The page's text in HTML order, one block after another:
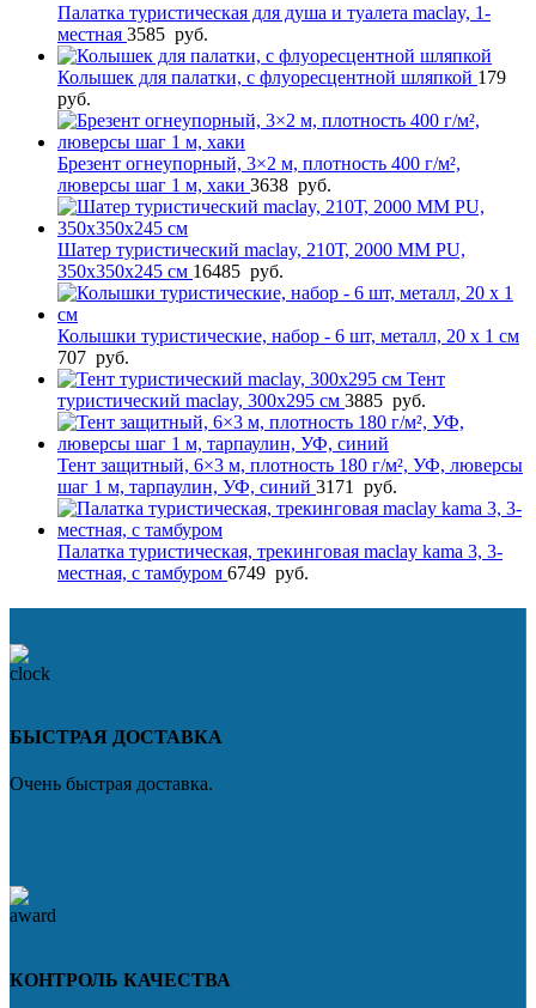
Палатка туристическая для душа и туалета maclay, 1-
местная 3585 руб.
Колышек для палатки, с флуоресцентной шляпкой 179
руб.
Брезент огнеупорный, 3×2 м, плотность 400 г/м²,
люверсы шаг 1 м, хаки 3638 руб.
Шатер туристический maclay, 210Т, 2000 MM PU,
350х350х245 см 16485 руб.
Колышки туристические, набор - 6 шт, металл, 20 х 1 см
707 руб.
Тент
туристический maclay, 300х295 см 3885 руб.
Тент защитный, 6×3 м, плотность 180 г/м², УФ, люверсы
шаг 1 м, тарпаулин, УФ, синий 3171 руб.
Палатка туристическая, трекинговая maclay kama 3, 3-
местная, с тамбуром 6749 руб.
БЫСТРАЯ ДОСТАВКА
Очень быстрая доставка.
КОНТРОЛЬ КАЧЕСТВА